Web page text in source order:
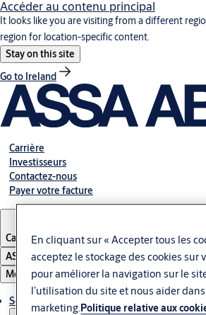
Accéder au contenu principal
It looks like you are visiting from a different
region for location-specific content.
Stay on this site
Go to Ireland
Carrière
Investisseurs
Contactez-nous
Payer votre facture
Canada·Français
ASSA ABLOY Group
Menu
Solutions
En cliquant sur « Accepter tous les
acceptez le stockage des cookies sur
pour améliorer la navigation sur le
l’utilisation du site et nous aider
marketing.Politique relative aux